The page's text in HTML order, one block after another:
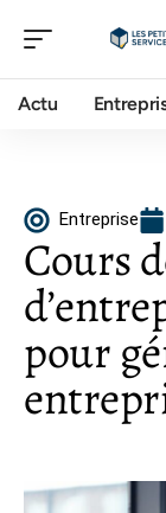
Actu
Entreprise
Cours
pour